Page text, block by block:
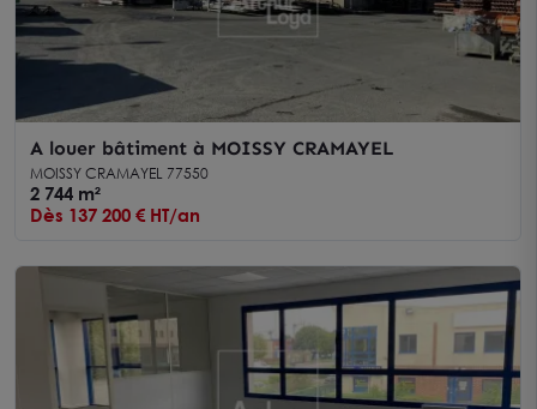
A louer bâtiment à MOISSY CRAMAYEL
MOISSY CRAMAYEL 77550
2 744 m²
Dès 137 200 € HT/an